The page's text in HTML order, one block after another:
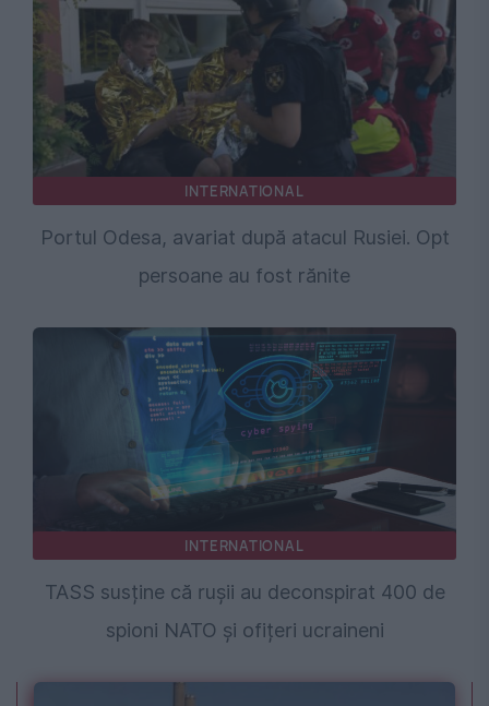
INTERNATIONAL
Portul Odesa, avariat după atacul Rusiei. Opt
persoane au fost rănite
INTERNATIONAL
TASS susține că rușii au deconspirat 400 de
spioni NATO și ofițeri ucraineni